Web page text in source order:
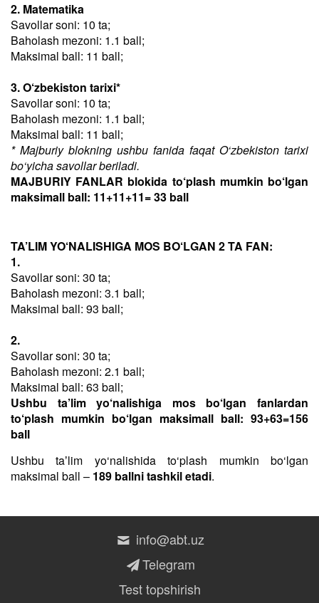
2. Matematika
Savollar soni: 10 ta;
Baholash mezoni: 1.1 ball;
Maksimal ball: 11 ball;
3. O‘zbekiston tarixi*
Savollar soni: 10 ta;
Baholash mezoni: 1.1 ball;
Maksimal ball: 11 ball;
* Majburiy blokning ushbu fanida faqat O‘zbekiston tarixi
bo‘yicha savollar beriladi.
MAJBURIY FANLAR blokida to‘plash mumkin bo‘lgan
maksimall ball: 11+11+11= 33 ball
TA’LIM YO‘NALISHIGA MOS BO‘LGAN 2 TA FAN:
1.
Savollar soni: 30 ta;
Baholash mezoni: 3.1 ball;
Maksimal ball: 93 ball;
2.
Savollar soni: 30 ta;
Baholash mezoni: 2.1 ball;
Maksimal ball: 63 ball;
Ushbu ta’lim yo‘nalishiga mos bo‘lgan fanlardan
to‘plash mumkin bo‘lgan maksimall ball: 93+63=156
ball
Ushbu taʼlim yo‘nalishida to‘plash mumkin bo‘lgan
maksimal ball – 189 ballni tashkil etadi.
info@abt.uz
Telegram
Test topshirish